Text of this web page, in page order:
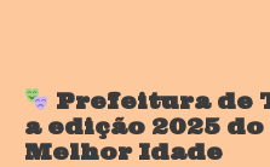
Prefeitura de
a edição 2025
Melhor Idade